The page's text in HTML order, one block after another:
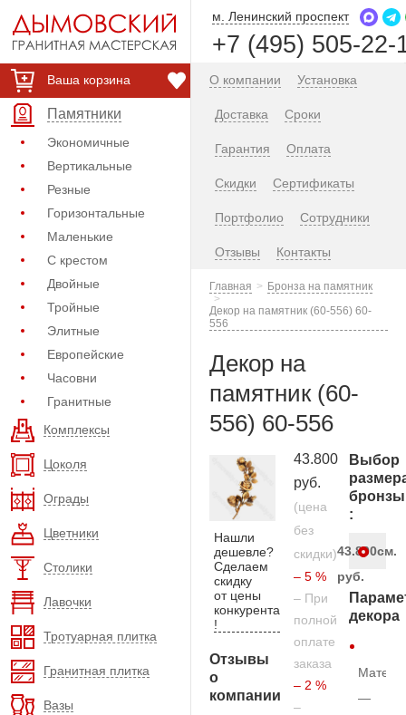
Ваша корзина
Памятники
Экономичные
Вертикальные
Резные
Горизонтальные
Маленькие
С крестом
Двойные
Тройные
Элитные
Европейские
Часовни
Гранитные
Комплексы
Цоколя
Ограды
Цветники
Столики
Лавочки
Тротуарная плитка
Гранитная плитка
Вазы
м. Ленинский проспект
+7 (495) 505-22-
О компании Установка
Доставка Сроки
Гарантия Оплата
Скидки Сертификаты
Портфолио Сотрудники
Отзывы Контакты
Главная
Бронза на памятник
Декор на памятник (60-556) 60-
556
Декор на
памятник (60-
556) 60-556
Нашли
дешевле?
Сделаем
скидку
от цены
конкурента
!
Отзывы
о
компании
43.800
руб.
(цена
без
скидки)
– 5 %
– При
полной
оплате
заказа
– 2 %
–
Выбор
бронзы
:
43.800
руб.
см.
декора
—